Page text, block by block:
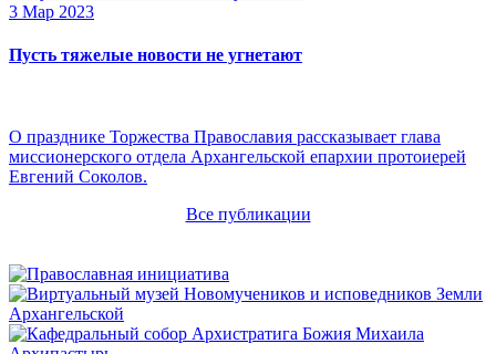
3 Мар 2023
Пусть тяжелые новости не угнетают
О празднике Торжества Православия рассказывает глава
миссионерского отдела Архангельской епархии протоиерей
Евгений Соколов.
Все публикации